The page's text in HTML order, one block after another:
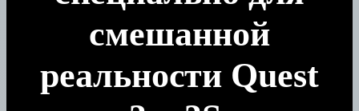
смешанной
реальности Quest